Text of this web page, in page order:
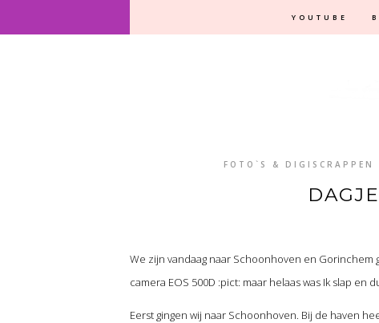
YOUTUBE
FOTO`S & DIGISCRAPPEN
We zijn vandaag naar Schoonhoven en
camera EOS 500D :pict: maar helaas was Ik slap en
Eerst gingen wij naar Schoonhoven. Bij de haven